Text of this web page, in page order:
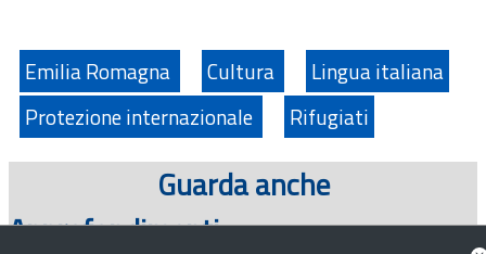
Emilia Romagna Cultura
Lingua italiana
Protezione internazionale
Rifugiati
Guarda anche
Approfondimenti